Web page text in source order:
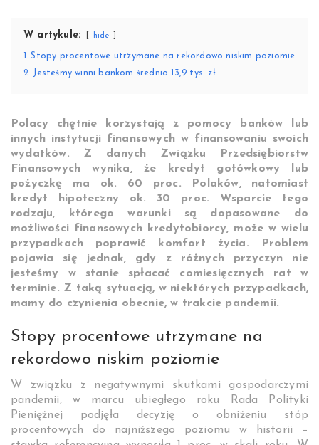
W artykule: hide
Stopy procentowe utrzymane na rekordowo niskim poziomie
2
Jesteśmy winni bankom średnio 13,9 tys. zł
Polacy chętnie korzystają z pomocy banków lub
innych instytucji finansowych w finansowaniu swoich
wydatków. Z danych Związku Przedsiębiorstw
Finansowych wynika, że kredyt gotówkowy lub
pożyczkę ma ok. 60 proc. Polaków, natomiast
kredyt hipoteczny ok. 30 proc. Wsparcie tego
rodzaju, którego warunki są dopasowane do
możliwości finansowych kredytobiorcy, może w wielu
przypadkach poprawić komfort życia. Problem
pojawia się jednak, gdy z różnych przyczyn nie
jesteśmy w stanie spłacać comiesięcznych rat w
terminie. Z taką sytuacją, w niektórych przypadkach,
mamy do czynienia obecnie, w trakcie pandemii.
Stopy procentowe utrzymane na
rekordowo niskim poziomie
W związku z negatywnymi skutkami gospodarczymi
pandemii, w marcu ubiegłego roku Rada Polityki
Pieniężnej podjęła decyzję o obniżeniu stóp
procentowych do najniższego poziomu w historii –